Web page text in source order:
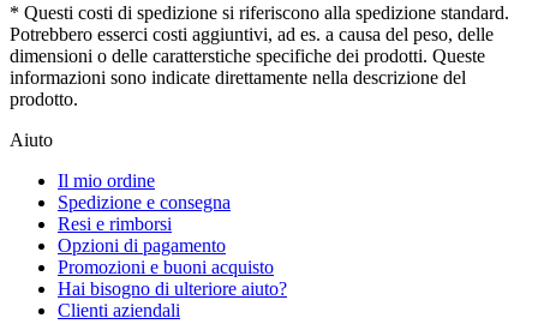
* Questi costi di spedizione si riferiscono alla spedizione standard.
Potrebbero esserci costi aggiuntivi, ad es. a causa del peso, delle
dimensioni o delle caratterstiche specifiche dei prodotti. Queste
informazioni sono indicate direttamente nella descrizione del
prodotto.
Aiuto
Il mio ordine
Spedizione e consegna
Resi e rimborsi
Opzioni di pagamento
Promozioni e buoni acquisto
Hai bisogno di ulteriore aiuto?
Clienti aziendali